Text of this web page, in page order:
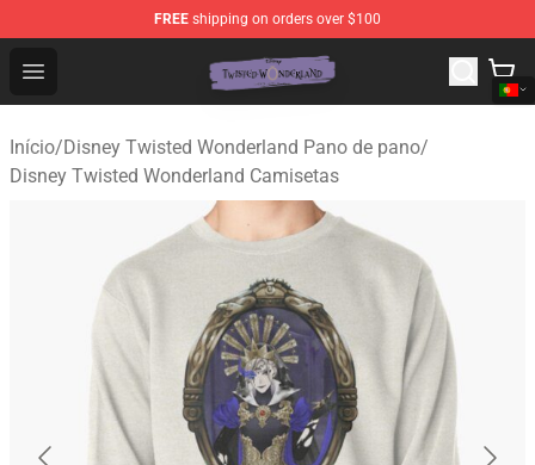
FREE shipping on orders over $100
Open menu
Twisted Wonderland Store - Official Twisted
Início/Disney Twisted Wonderland Pano de pano/
Disney Twisted Wonderland Camisetas